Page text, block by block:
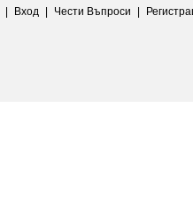
| Вход | Чести Въпроси |